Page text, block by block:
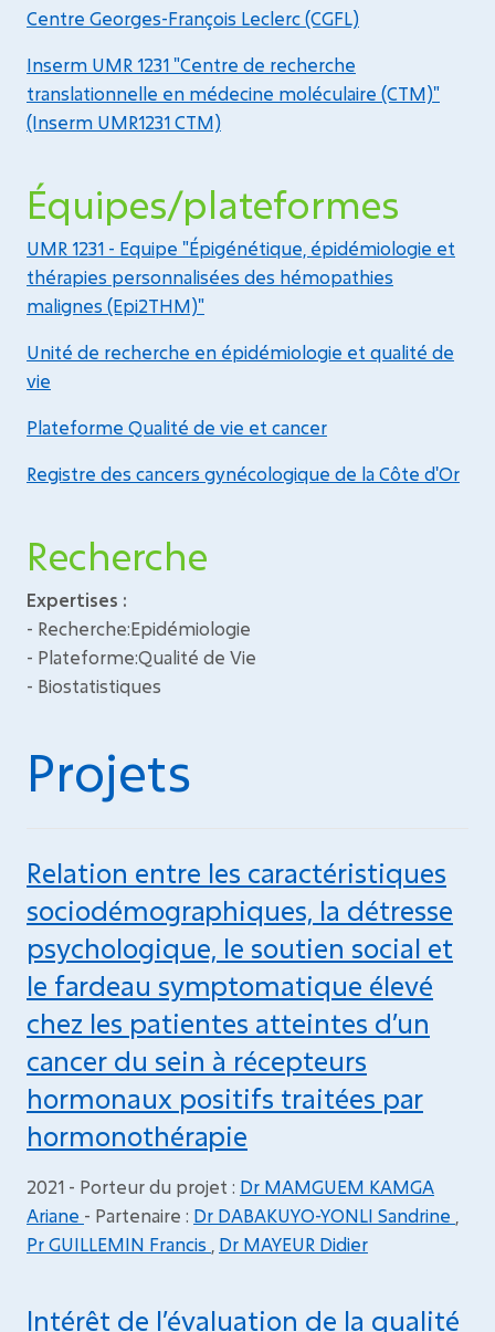
Centre Georges-François Leclerc (CGFL)
Inserm UMR 1231 "Centre de recherche
translationnelle en médecine moléculaire (CTM)"
(Inserm UMR1231 CTM)
Équipes/plateformes
UMR 1231 - Equipe "Épigénétique, épidémiologie et
thérapies personnalisées des hémopathies
malignes (Epi2THM)"
Unité de recherche en épidémiologie et qualité de
vie
Plateforme Qualité de vie et cancer
Registre des cancers gynécologique de la Côte d'Or
Recherche
Expertises :
- Recherche:Epidémiologie
- Plateforme:Qualité de Vie
- Biostatistiques
Projets
Relation entre les caractéristiques
sociodémographiques, la détresse
psychologique, le soutien social et
le fardeau symptomatique élevé
chez les patientes atteintes d’un
cancer du sein à récepteurs
hormonaux positifs traitées par
hormonothérapie
2021 - Porteur du projet : Dr MAMGUEM KAMGA
Ariane - Partenaire : Dr DABAKUYO-YONLI Sandrine
Pr GUILLEMIN Francis
Dr MAYEUR Didier
Intérêt de l’évaluation de la qualité